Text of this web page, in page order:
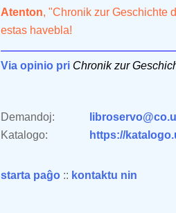
Atenton, "Chronik zur Geschichte
estas havebla!
Via opinio pri Chronik zur
Demandoj:
Katalogo:
https://
starta paĝo :: kontaktu nin